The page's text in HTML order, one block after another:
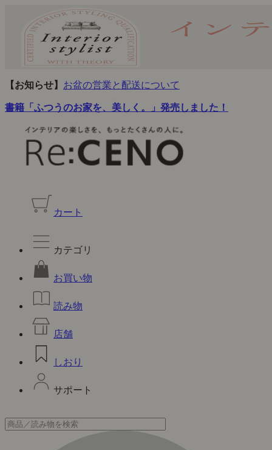
【お知らせ】 お盆の営業と配送について
書籍「ふつうのお家を、美しく。」発売しました！
カート
カテゴリ
お買い物
読み物
店舗
しおり
サポート